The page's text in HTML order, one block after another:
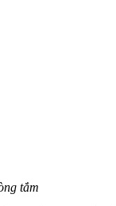
tắm